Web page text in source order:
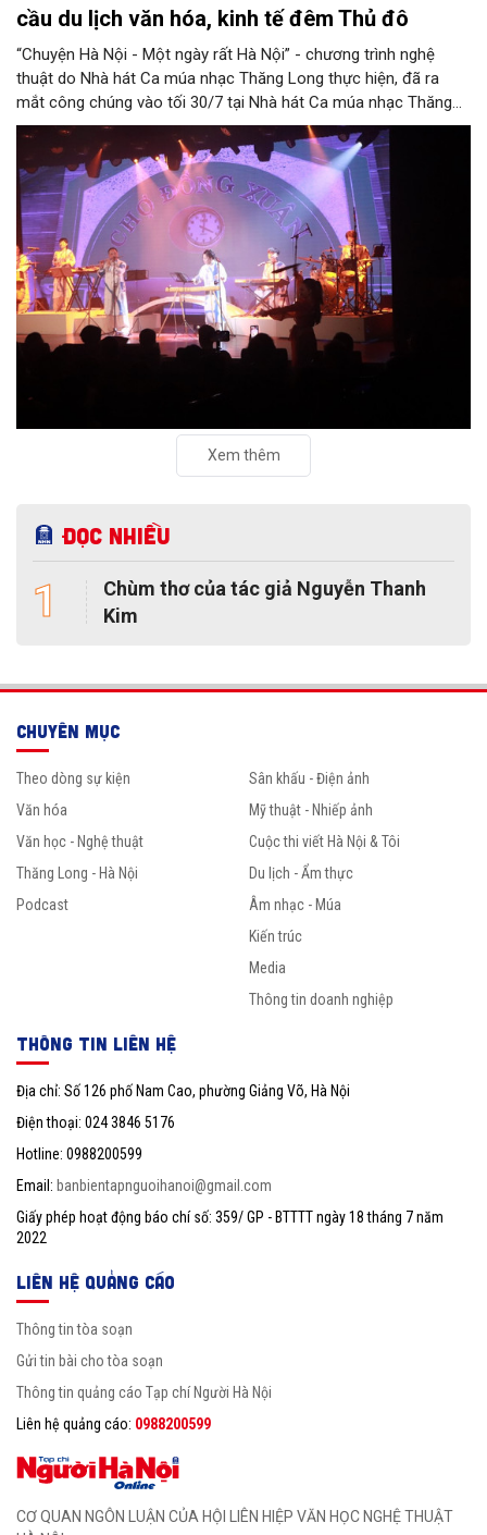
cầu du lịch văn hóa, kinh tế đêm Thủ đô
“Chuyện Hà Nội - Một ngày rất Hà Nội” - chương trình nghệ
thuật do Nhà hát Ca múa nhạc Thăng Long thực hiện, đã ra
mắt công chúng vào tối 30/7 tại Nhà hát Ca múa nhạc Thăng
Long (số 31 - 33 phố Lương Văn Can, phường Hoàn Kiếm).
Xem thêm
Đọc nhiều
1
Chùm thơ của tác giả Nguyễn Thanh
Kim
CƠ QUAN NGÔN LUẬN CỦA HỘI LIÊN HIỆP VĂN HỌC NGHỆ THUẬT
CHUYÊN MỤC
Theo dòng sự kiện
Văn hóa
Văn học - Nghệ thuật
Thăng Long - Hà Nội
Podcast
Sân khấu - Điện ảnh
Mỹ thuật - Nhiếp ảnh
Cuộc thi viết Hà Nội & Tôi
Du lịch - Ẩm thực
Âm nhạc - Múa
Kiến trúc
Media
Thông tin doanh nghiệp
THÔNG TIN LIÊN HỆ
Địa chỉ: Số 126 phố Nam Cao, phường Giảng Võ, Hà Nội
Điện thoại: 024 3846 5176
Hotline: 0988200599
Email: banbientapnguoihanoi@gmail.com
Giấy phép hoạt động báo chí số: 359/ GP - BTTTT ngày 18 tháng 7 năm
2022
LIÊN HỆ QUẢNG CÁO
Thông tin tòa soạn
Gửi tin bài cho tòa soạn
Thông tin quảng cáo Tạp chí Người Hà Nội
Liên hệ quảng cáo: 0988200599